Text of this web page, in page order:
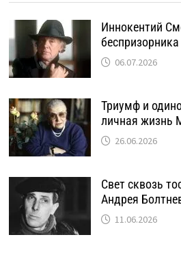
Иннокентий
06.07.2026
Триумф и
личная жизнь
26.06.2026
Свет сквозь
Андрея
11.06.2026